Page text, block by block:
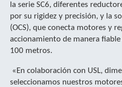
la serie SC6, diferentes
por su rigidez y precisión, y la
(OCS), que conecta motores y
accionamiento de manera
100 metros.
«En colaboración con USL,
seleccionamos nuestros